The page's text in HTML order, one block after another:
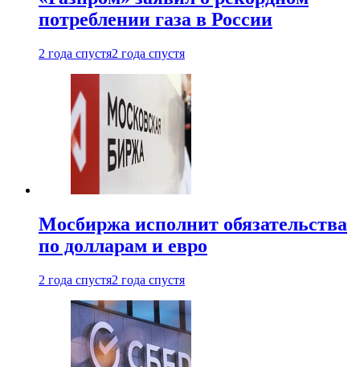
потреблении газа в России
2 года спустя2 года спустя
Мосбиржа исполнит обязательства
по долларам и евро
2 года спустя2 года спустя